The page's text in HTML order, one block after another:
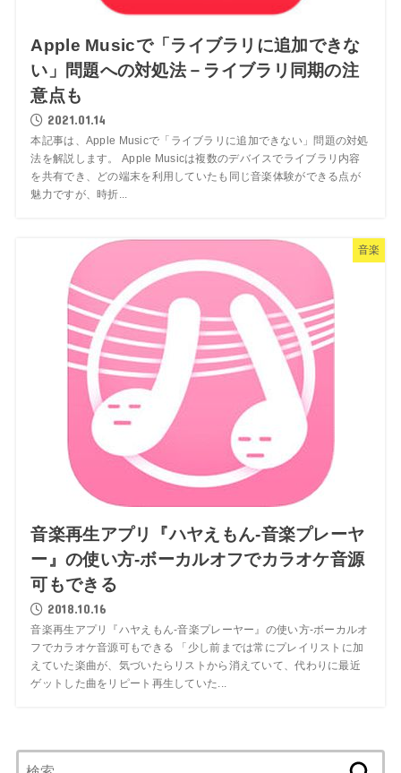
Apple Musicで「ライブラリに追加できな
い」問題への対処法－ライブラリ同期の注
意点も
2021.01.14
本記事は、Apple Musicで「ライブラリに追加できない」問題の対処
法を解説します。 Apple Musicは複数のデバイスでライブラリ内容
を共有でき、どの端末を利用していたも同じ音楽体験ができる点が
魅力ですが、時折...
音楽
音楽再生アプリ『ハヤえもん-音楽プレーヤ
ー』の使い方-ボーカルオフでカラオケ音源
可もできる
2018.10.16
音楽再生アプリ『ハヤえもん-音楽プレーヤー』の使い方-ボーカルオ
フでカラオケ音源可もできる 「少し前までは常にプレイリストに加
えていた楽曲が、気づいたらリストから消えていて、代わりに最近
ゲットした曲をリピート再生していた...